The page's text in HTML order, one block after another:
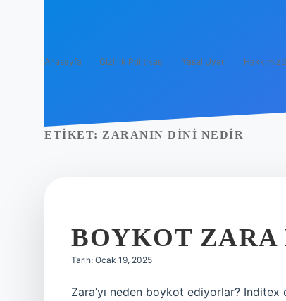
Anasayfa Gizlilik Politikası Yasal Uyarı
ETIKET: ZARANIN DINI NEDIR
BOYKOT ZARA
Tarih: Ocak 19, 2025
Zara’yı neden boykot ediyorlar? Inditex